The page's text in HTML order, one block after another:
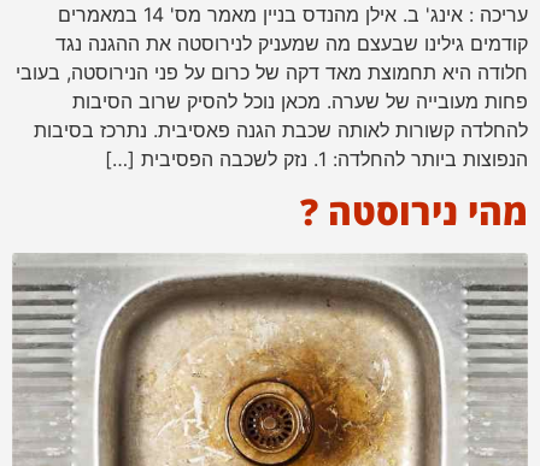
עריכה : אינג' ב. אילן מהנדס בניין מאמר מס' 14 במאמרים
קודמים גילינו שבעצם מה שמעניק לנירוסטה את ההגנה נגד
חלודה היא תחמוצת מאד דקה של כרום על פני הנירוסטה, בעובי
פחות מעובייה של שערה. מכאן נוכל להסיק שרוב הסיבות
להחלדה קשורות לאותה שכבת הגנה פאסיבית. נתרכז בסיבות
הנפוצות ביותר להחלדה: 1. נזק לשכבה הפסיבית […]
מהי נירוסטה ?